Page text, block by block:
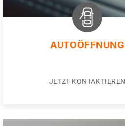
AUTOÖFFNUNG
JETZT KONTAKTIEREN